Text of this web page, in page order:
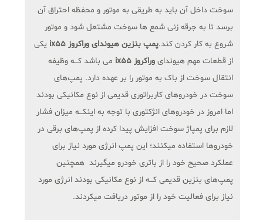
سوخت داخل آن باید به طریقی به موتور و محفظه احتراق آن
برسد تا به جرقه زنی شمع ها سوخت مشتعل شود و موتور
شروع به کار کردن کند.پمپ بنزین هیوندای وراکروز ix55
یکی
از قطعات مهم هیوندای وراکروز ix55
می باشد کـــه وظیفه
انتقال سوخت از باک به موتور را بر عهده دارد. پمپ‌های
سوخت در خودروهای کاربراتوری قدیمی از نوع مکانیکی بودند
اما امروز در خودروهای انژکتوری با توجه به اینکـــه میزان فشار
لازم برای پمپاژ سوخت افزایش پیدا کرده از پمپ‌های برقی در
خودروها استفاده ميکنند؛ این پمپ انرژی مورد نیاز برای
عملکرد صحیح خود را از باتری خودرو ميگیرند همچنین
پمپ‌های بنزین قدیمی کـــه از نوع مکانیکی بودند انرژی مورد
نیاز برای فعالیت خود را از موتور دریافت ميکردند.